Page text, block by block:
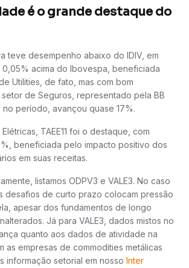
é o grande destaque do
teve desempenho abaixo do IDIV, em
acima do Ibovespa, beneficiada
Utilities, de fato, mas com bom
de Seguros, representado pela BB
período, avançou quase 17%.
TAEE11 foi o destaque, com
beneficiada pelo impacto positivo dos
em suas receitas.
listamos ODPV3 e VALE3. No caso
desafios de curto prazo colocam pressão
apesar dos fundamentos de longo
Já para VALE3, dados mistos no
quanto aos dados de atividade na
as empresas de commodities metálicas
informação setorial em nosso Inter